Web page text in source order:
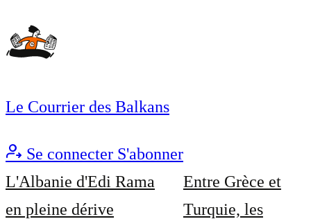
Le Courrier des Balkans
Se connecter S'abonner
L'Albanie d'Edi Rama
en pleine dérive
Entre Grèce et
Turquie, les